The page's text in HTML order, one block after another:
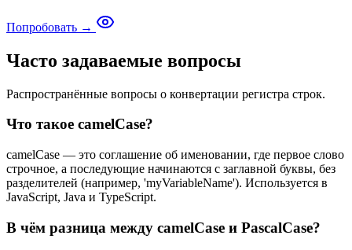
Попробовать →
Часто задаваемые вопросы
Распространённые вопросы о конвертации регистра строк.
Что такое camelCase?
camelCase — это соглашение об именовании, где первое слово
строчное, а последующие начинаются с заглавной буквы, без
разделителей (например, 'myVariableName'). Используется в
JavaScript, Java и TypeScript.
В чём разница между camelCase и PascalCase?